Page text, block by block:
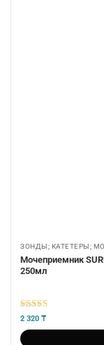
ЗОНДЫ; КАТЕТЕРЫ;
Мочеприемник
250мл
5 из 5
2 320 ₸